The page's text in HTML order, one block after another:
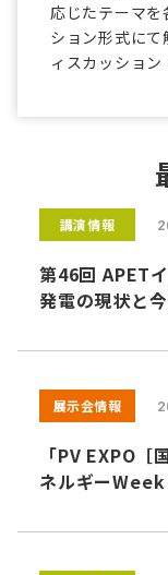
応じたテーマを
ション形式に
ィスカッション
講演情報
第46回 APET
発電の現状と
展示会情報
「PV EXPO
ネルギー